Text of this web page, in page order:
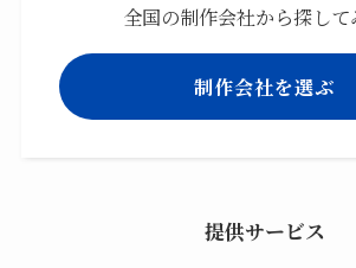
全国の制作会社から探して
制作会社を選ぶ
提供サービス